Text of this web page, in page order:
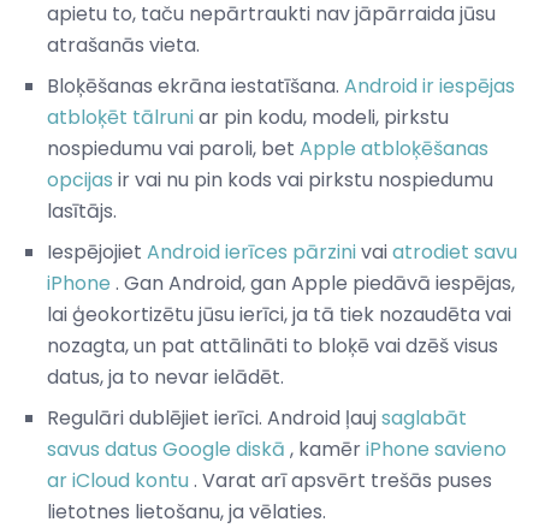
apietu to, taču nepārtraukti nav jāpārraida jūsu
atrašanās vieta.
Bloķēšanas ekrāna iestatīšana. Android ir iespējas
atbloķēt tālruniar pin kodu, modeli, pirkstu
nospiedumu vai paroli, bet Apple atbloķēšanas
opcijas ir vai nu pin kods vai pirkstu nospiedumu
lasītājs.
Iespējojiet Android ierīces pārzinivaiatrodiet savu
iPhone . Gan Android, gan Apple piedāvā iespējas,
lai ģeokortizētu jūsu ierīci, ja tā tiek nozaudēta vai
nozagta, un pat attālināti to bloķē vai dzēš visus
datus, ja to nevar ielādēt.
Regulāri dublējiet ierīci. Android ļaujsaglabāt
savus datus Google diskā , kamēriPhone savieno
ar iCloud kontu. Varat arī apsvērt trešās puses
lietotnes lietošanu, ja vēlaties.